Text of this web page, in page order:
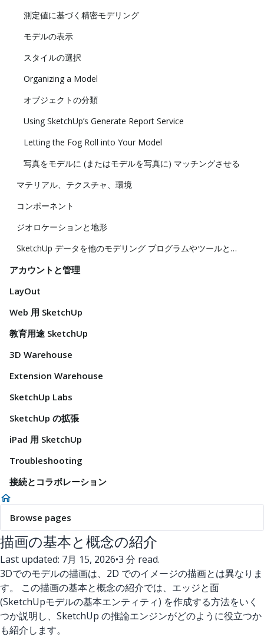
測定値に基づく精密モデリング
モデルの表示
スタイルの選択
Organizing a Model
オブジェクトの分類
Using SketchUp’s Generate Report Service
Letting the Fog Roll into Your Model
写真をモデルに (またはモデルを写真に) マッチングさせる
マテリアル、テクスチャ、環境
コンポーネント
ジオロケーションと地形
SketchUp データを他のモデリング プログラムやツールと共に使用する
アカウントと管理
LayOut
Web 用 SketchUp
教育用途 SketchUp
3D Warehouse
Extension Warehouse
SketchUp Labs
SketchUp の拡張
iPad 用 SketchUp
Troubleshooting
接続とコラボレーション
Browse pages
描画の基本と概念の紹介
Last updated: 7月 15, 2026•3 分 read.
3Dでのモデルの描画は、2D でのイメージの描画とは異なりま
す。 この描画の基本と概念の紹介では、エッジと面
(SketchUpモデルの基本エンティティ) を作成する方法をいく
つか説明し、SketchUp の推論エンジンがどのように役立つか
も紹介します。